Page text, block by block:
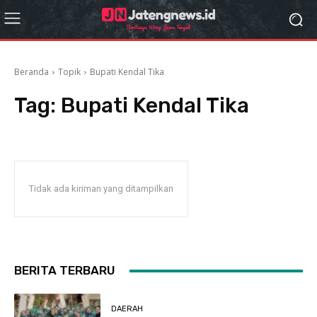
Beranda Topik Bupati Kendal Tika
Tag: Bupati Kendal Tika
Tidak ada kiriman yang ditampilkan
BERITA TERBARU
DAERAH